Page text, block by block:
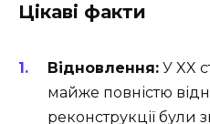
Цікаві факти
Відновлення: У XX
майже повністю
реконструкції були